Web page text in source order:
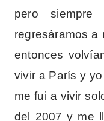
pero
regresáramos a
entonces
vivir a París y
me fui a vivir
del 2007 y me